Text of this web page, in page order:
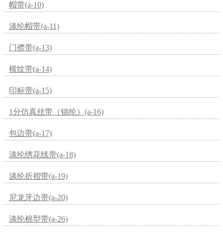
帽带(a-10)
涤纶帽带(a-11)
门襟带(a-13)
横纹带(a-14)
印标带(a-15)
1分仿真丝带（锦纶）(a-16)
包边带(a-17)
涤纶绣花线带(a-18)
涤纶折褶带(a-19)
尼龙牙边带(a-20)
涤纶棉型带(a-26)